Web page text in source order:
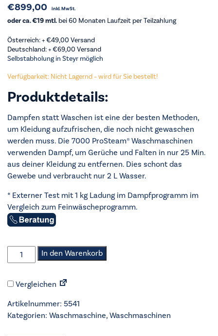
€899,00 inkl. MwSt.
oder ca. €19 mtl. bei 60 Monaten Laufzeit per Teilzahlung
Österreich: +€49,00 Versand
Deutschland: +€69,00 Versand
Selbstabholung in Steyr möglich
Verfügbarkeit: Nicht Lagernd – wird für Sie bestellt!
Produktdetails:
Dampfen statt Waschen ist eine der besten Methoden,
um Kleidung aufzufrischen, die noch nicht gewaschen
werden muss. Die 7000 ProSteam® Waschmaschinen
verwenden Dampf, um Gerüche und Falten in nur 25 Min.
aus deiner Kleidung zu entfernen. Dies schont das
Gewebe und verbraucht nur 2 L Wasser.
* Externer Test mit 1 kg Ladung im Dampfprogramm im
Vergleich zum Feinwäscheprogramm.
AEG
-
-
Menge
In den Warenkorb
Vergleichen
Artikelnummer: 5541
Kategorien: Waschmaschine, Waschmaschinen